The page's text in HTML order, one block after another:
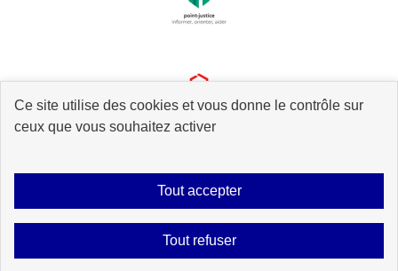
Ce site utilise des cookies et vous donne le contrôle sur
ceux que vous souhaitez activer
Tout accepter
Tout refuser
Plan du site Accessibilité : partiellement conforme Mentions légales
Gestion des cookies